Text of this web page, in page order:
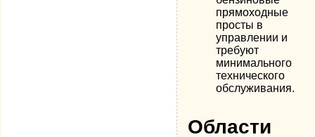
прямоходные
просты в
управлении и
требуют
минимального
технического
обслуживания.
Области